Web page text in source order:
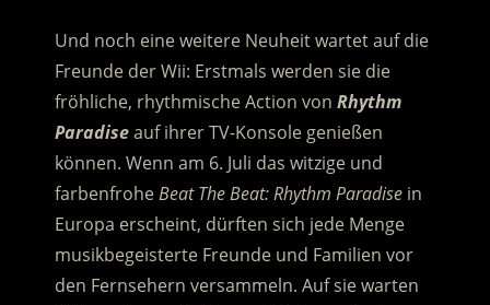
Und noch eine weitere Neuheit wartet auf die
Freunde der Wii: Erstmals werden sie die
fröhliche, rhythmische Action von Rhythm
Paradiseauf ihrer TV-Konsole genießen
können. Wenn am 6. Juli das witzige und
farbenfroheBeat The Beat: Rhythm Paradisein
Europa erscheint, dürften sich jede Menge
musikbegeisterte Freunde und Familien vor
den Fernsehern versammeln. Auf sie warten